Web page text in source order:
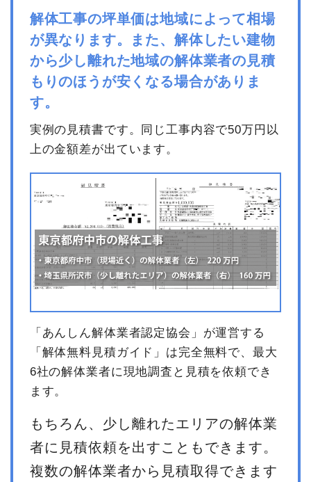
小計
1,900,000
円
消費税
190,000円
合計金額
2,090,000
品名 数量 単価
金額
内装解体店舗40坪1階建
40
坪
32,000
円
1,280,000円
養生費 0
0円
諸経費
値引き
0円
小計
消費税
136,364円
合計金額
1,500,000円
解体工事の坪単価は地域によって相場
が異なります。また、解体したい建物
から少し離れた地域の解体業者の見積
もりのほうが安くなる場合がありま
す。
実例の見積書です。同じ工事内容で50万円以
上の金額差が出ています。
「あんしん解体業者認定協会」が運営する
「解体無料見積ガイド」は完全無料で、最大
6社の解体業者に現地調査と見積を依頼でき
ます。
もちろん、少し離れたエリアの解体業
者に見積依頼を出すこともできます。
複数の解体業者から見積取得できます